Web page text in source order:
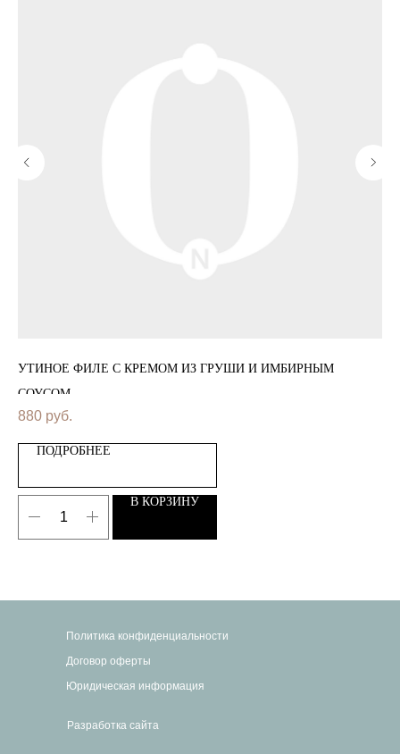
УТИНОЕ ФИЛЕ С КРЕМОМ ИЗ ГРУШИ И ИМБИРНЫМ
СОУСОМ
880 руб.
ПОДРОБНЕЕ
В КОРЗИНУ
Политика конфиденциальности
Договор оферты
Юридическая информация
Разработка сайта